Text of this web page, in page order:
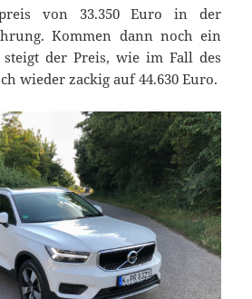
von 33.350 Euro in der
Kommen dann noch ein
der Preis, wie im Fall des
wieder zackig auf 44.630 Euro.